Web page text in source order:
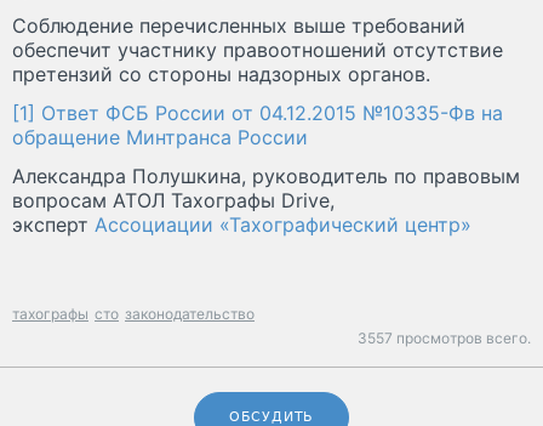
Соблюдение перечисленных выше требований
обеспечит участнику правоотношений отсутствие
претензий со стороны надзорных органов.
[1] Ответ ФСБ России от 04.12.2015 №10335-Фв на
обращение Минтранса России
Александра Полушкина, руководитель по правовым
вопросам АТОЛ Тахографы Drive,
эксперт Ассоциации «Тахографический центр»
тахографы сто законодательство
3557 просмотров всего.
ОБСУДИТЬ